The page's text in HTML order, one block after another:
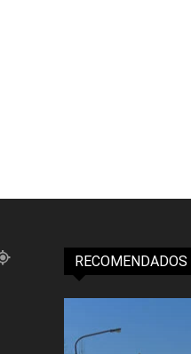
RECOMENDADOS